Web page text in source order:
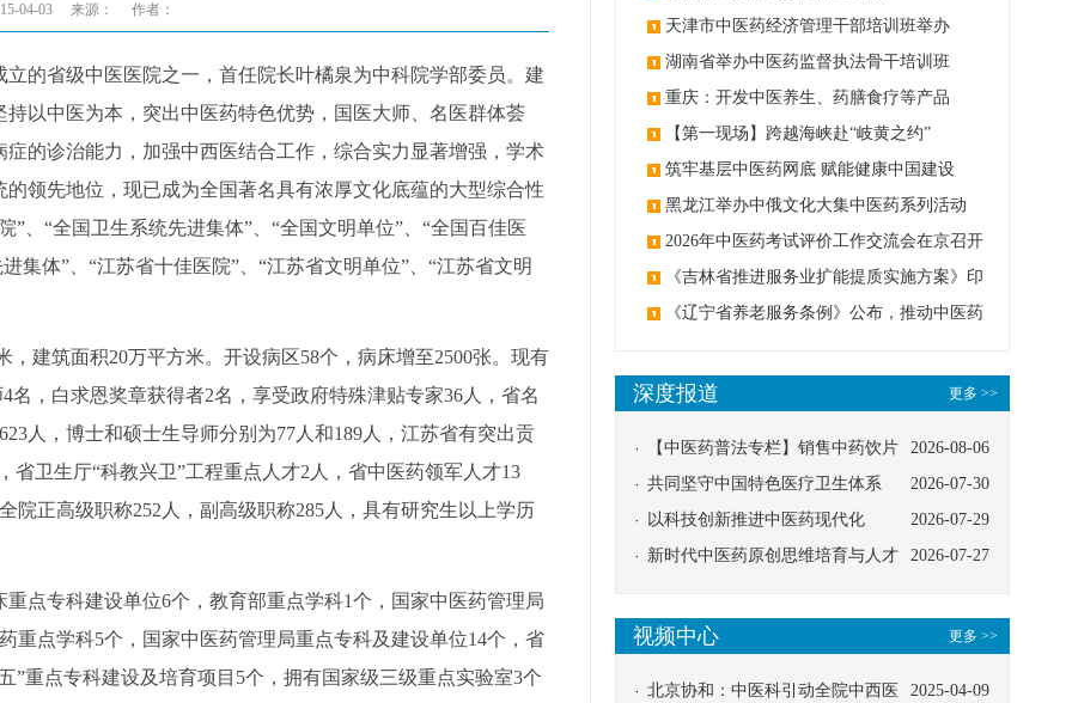
04-03 来源： 作者：
省级中医医院之一，首任院长叶橘泉为中科院学部委员。建
以中医为本，突出中医药特色优势，国医大师、名医群体荟
的诊治能力，加强中西医结合工作，综合实力显著增强，学术
领先地位，现已成为全国著名具有浓厚文化底蕴的大型综合性
、“全国卫生系统先进集体”、“全国文明单位”、“全国百佳医
集体”、“江苏省十佳医院”、“江苏省文明单位”、“江苏省文明
筑面积20万平方米。开设病区58个，病床增至2500张。现有
名，白求恩奖章获得者2名，享受政府特殊津贴专家36人，省名
人，博士和硕士生导师分别为77人和189人，江苏省有突出贡
省卫生厅“科教兴卫”工程重点人才2人，省中医药领军人才13
院正高级职称252人，副高级职称285人，具有研究生以上学历
专科建设单位6个，教育部重点学科1个，国家中医药管理局
重点学科5个，国家中医药管理局重点专科及建设单位14个，省
”重点专科建设及培育项目5个，拥有国家级三级重点实验室3个
天津市中医药经济管理干部培训班举办
湖南省举办中医药监督执法骨干培训班
重庆：开发中医养生、药膳食疗等产品
【第一现场】跨越海峡赴“岐黄之约”
筑牢基层中医药网底 赋能健康中国建设
黑龙江举办中俄文化大集中医药系列活动
2026年中医药考试评价工作交流会在京召开
《吉林省推进服务业扩能提质实施方案》印
发：创建中医类国家医学中心
《辽宁省养老服务条例》公布，推动中医药
更多 >>
深度报道
2026-08-06
【中医药普法专栏】销售中药饮片
应告知煎服方法及注意事项
2026-07-30
共同坚守中国特色医疗卫生体系
2026-07-29
以科技创新推进中医药现代化
2026-07-27
新时代中医药原创思维培育与人才
更多 >>
视频中心
2025-04-09
北京协和：中医科引动全院中西医